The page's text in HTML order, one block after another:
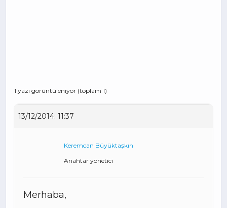
1 yazı görüntüleniyor (toplam 1)
13/12/2014: 11:37
Keremcan Büyüktaşkın
Anahtar yönetici
Merhaba,